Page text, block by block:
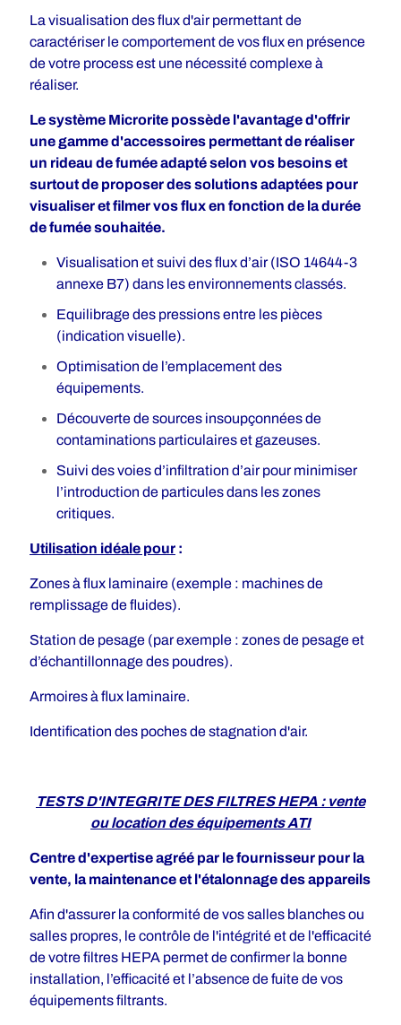
La visualisation des flux d'air permettant de
caractériser le comportement de vos flux en présence
de votre process est une nécessité complexe à
réaliser.
Le système Microrite possède l'avantage d'offrir
une gamme d'accessoires permettant de réaliser
un rideau de fumée adapté selon vos besoins et
surtout de proposer des solutions adaptées pour
visualiser et filmer vos flux en fonction de la durée
de fumée souhaitée.
Visualisation et suivi des flux d’air (ISO 14644-3
annexe B7) dans les environnements classés.
Equilibrage des pressions entre les pièces
(indication visuelle).
Optimisation de l’emplacement des
équipements.
Découverte de sources insoupçonnées de
contaminations particulaires et gazeuses.
Suivi des voies d’infiltration d’air pour minimiser
l’introduction de particules dans les zones
critiques.
Utilisation idéale pour :
Zones à flux laminaire (exemple : machines de
remplissage de fluides).
Station de pesage (par exemple : zones de pesage et
d’échantillonnage des poudres).
Armoires à flux laminaire.
Identification des poches de stagnation d'air.
TESTS D'INTEGRITE DES FILTRES HEPA : vente
ou location des équipements ATI
Centre d'expertise agréé par le fournisseur pour la
vente, la maintenance et l'étalonnage des appareils
Afin d'assurer la conformité de vos salles blanches ou
salles propres, le contrôle de l'intégrité et de l'efficacité
de votre filtres HEPA permet de confirmer la bonne
installation, l’efficacité et l’absence de fuite de vos
équipements filtrants.